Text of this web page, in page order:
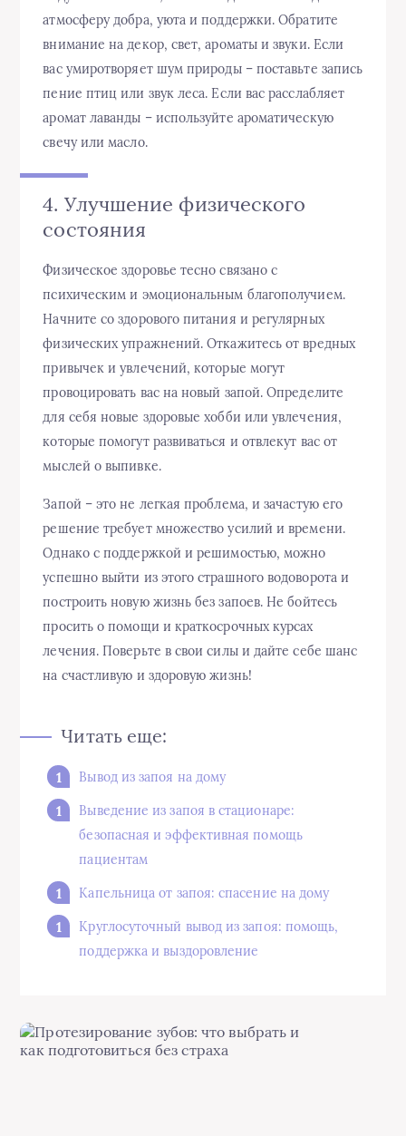
атмосферу добра, уюта и поддержки. Обратите
внимание на декор, свет, ароматы и звуки. Если
вас умиротворяет шум природы – поставьте запись
пение птиц или звук леса. Если вас расслабляет
аромат лаванды – используйте ароматическую
свечу или масло.
4. Улучшение физического
состояния
Физическое здоровье тесно связано с
психическим и эмоциональным благополучием.
Начните со здорового питания и регулярных
физических упражнений. Откажитесь от вредных
привычек и увлечений, которые могут
провоцировать вас на новый запой. Определите
для себя новые здоровые хобби или увлечения,
которые помогут развиваться и отвлекут вас от
мыслей о выпивке.
Запой – это не легкая проблема, и зачастую его
решение требует множество усилий и времени.
Однако с поддержкой и решимостью, можно
успешно выйти из этого страшного водоворота и
построить новую жизнь без запоев. Не бойтесь
просить о помощи и краткосрочных курсах
лечения. Поверьте в свои силы и дайте себе шанс
на счастливую и здоровую жизнь!
Читать еще:
Вывод из запоя на дому
Выведение из запоя в стационаре:
безопасная и эффективная помощь
пациентам
Капельница от запоя: спасение на дому
Круглосуточный вывод из запоя: помощь,
поддержка и выздоровление